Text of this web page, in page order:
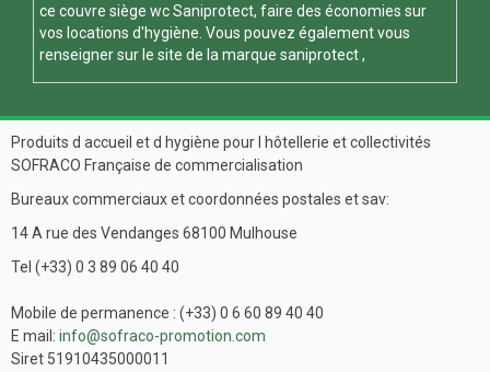
ce couvre siège wcSaniprotect, faire des économies sur
vos locations d'hygiène. Vous pouvez également vous
renseigner sur le site de la marque saniprotect,
Produits d accueil et d hygiène pour l hôtellerie et collectivités
SOFRACO Française de commercialisation
Bureaux commerciaux et coordonnées postales et sav:
14 A rue des Vendanges 68100 Mulhouse
Tel (+33) 0 3 89 06 40 40
Mobile de permanence : (+33) 0 6 60 89 40 40
E mail: info@sofraco-promotion.com
Siret 51910435000011